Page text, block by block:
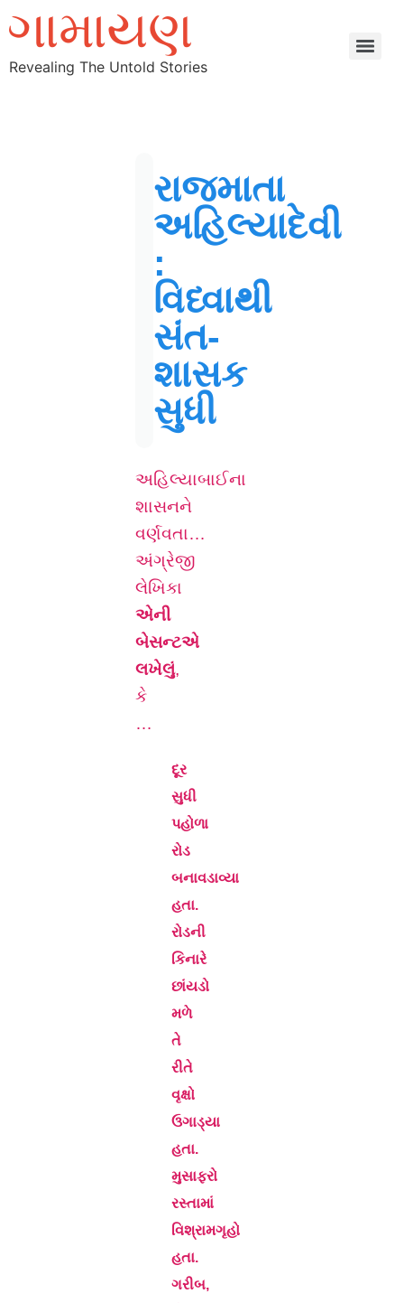
Revealing The Untold Stories
રાજમાતા
અહિલ્યાદેવી
:
વિધ્વાથી
સંત-
શાસક
સુધી
અહિલ્યાબાઈના
શાસનને
વર્ણવતા…
અંગ્રેજી
લેખિકા
એની
બેસન્ટએ
લખેલું,
કે
…
દૂર
સુધી
પહોળા
રોડ
બનાવડાવ્યા
હતા.
રોડની
કિનારે
છાંયડો
મળે
તે
રીતે
વૃક્ષો
ઉગાડ્યા
હતા.
મુસાફરો
રસ્તામાં
વિશ્રામગૃહો
હતા.
ગરીબ,